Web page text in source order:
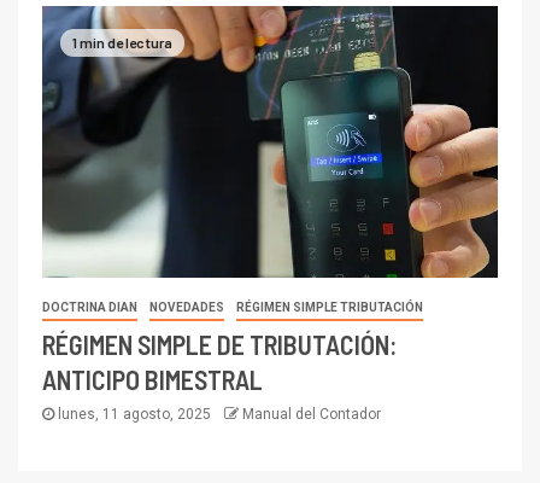
1 min de lectura
DOCTRINA DIAN NOVEDADES RÉGIMEN SIMPLE TRIBUTACIÓN
RÉGIMEN SIMPLE DE TRIBUTACIÓN:
ANTICIPO BIMESTRAL
lunes, 11 agosto, 2025 Manual del Contador